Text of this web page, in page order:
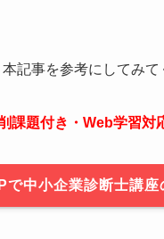
記事を参考にしてみて
課題付き・Web学習対
で中小企業診断士講座